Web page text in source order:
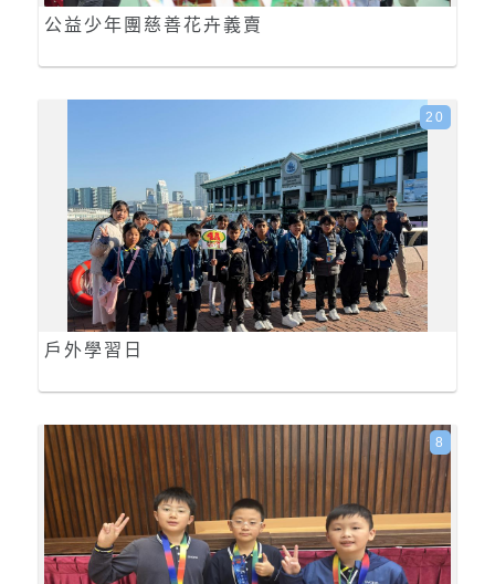
公益少年團慈善花卉義賣
戶外學習日
20
8